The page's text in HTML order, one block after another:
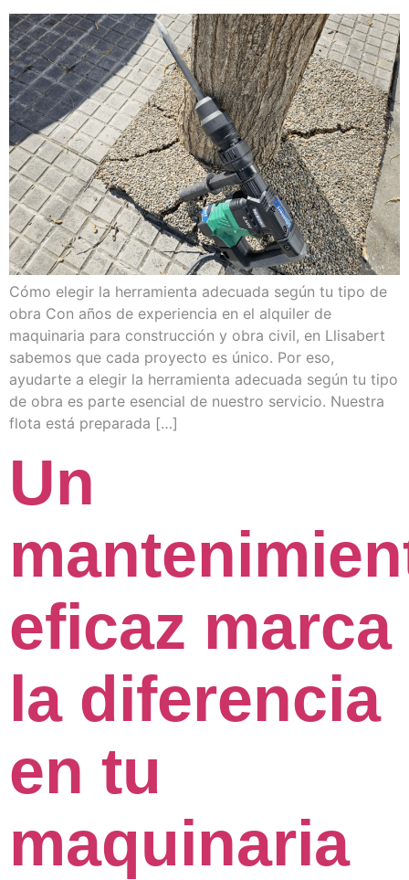
Cómo elegir la herramienta adecuada según tu tipo de
obra Con años de experiencia en el alquiler de
maquinaria para construcción y obra civil, en Llisabert
sabemos que cada proyecto es único. Por eso,
ayudarte a elegir la herramienta adecuada según tu tipo
de obra es parte esencial de nuestro servicio. Nuestra
flota está preparada […]
Un
eficaz marca
la diferencia
en tu
maquinaria